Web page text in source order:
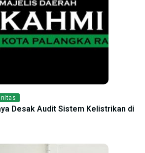
Desak Audit Sistem Kelistrikan di